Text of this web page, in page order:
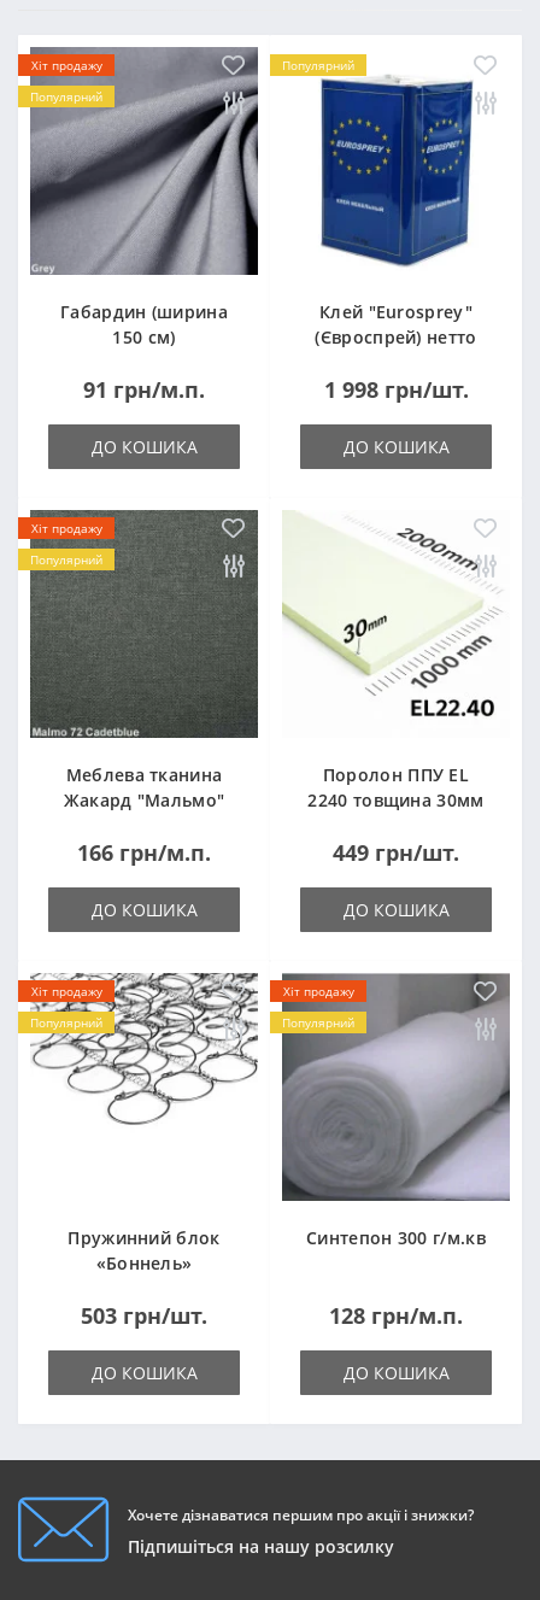
Хіт продажу
Популярний
Габардин (ширина
150 см)
91 грн/м.п.
ДО КОШИКА
Популярний
Клей "Eurosprey"
(Євроспрей) нетто
1 998 грн/шт.
ДО КОШИКА
Хіт продажу
Популярний
Меблева тканина
Жакард "Мальмо"
166 грн/м.п.
ДО КОШИКА
Поролон ППУ EL
2240 товщина 30мм
(1000x2000мм)
449 грн/шт.
ДО КОШИКА
Хіт продажу
Популярний
Пружинний блок
«Боннель»
503 грн/шт.
ДО КОШИКА
Хіт продажу
Популярний
Синтепон 300 г/м.кв
128 грн/м.п.
ДО КОШИКА
Хочете дізнаватися першим про акції і знижки?
Підпишіться на нашу розсилку